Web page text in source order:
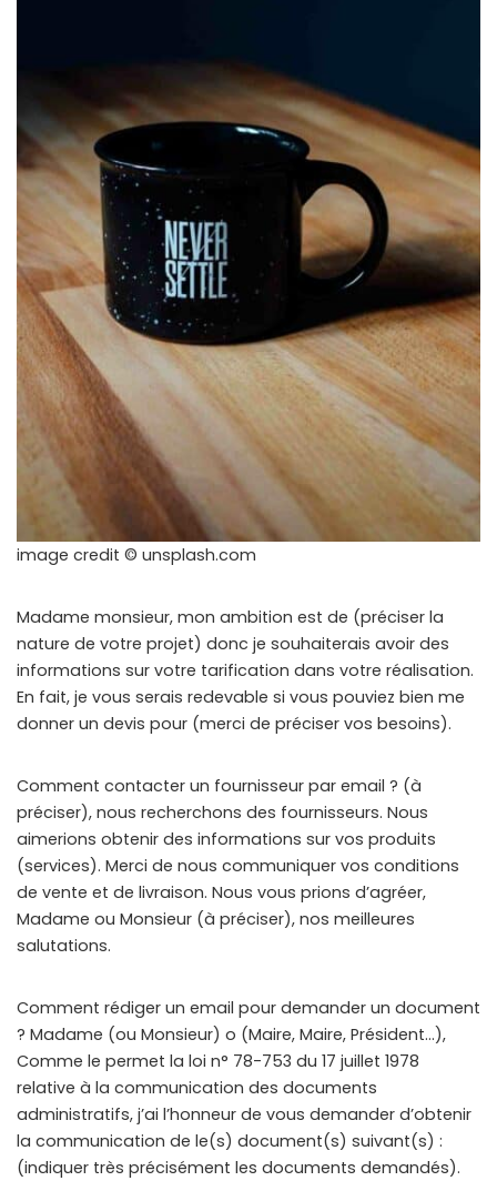
image credit © unsplash.com
Madame monsieur, mon ambition est de (préciser la
nature de votre projet) donc je souhaiterais avoir des
informations sur votre tarification dans votre réalisation.
En fait, je vous serais redevable si vous pouviez bien me
donner un devis pour (merci de préciser vos besoins).
Comment contacter un fournisseur par email ? (à
préciser), nous recherchons des fournisseurs. Nous
aimerions obtenir des informations sur vos produits
(services). Merci de nous communiquer vos conditions
de vente et de livraison. Nous vous prions d’agréer,
Madame ou Monsieur (à préciser), nos meilleures
salutations.
Comment rédiger un email pour demander un document
? Madame (ou Monsieur) o (Maire, Maire, Président…),
Comme le permet la loi n° 78-753 du 17 juillet 1978
relative à la communication des documents
administratifs, j’ai l’honneur de vous demander d’obtenir
la communication de le(s) document(s) suivant(s) :
(indiquer très précisément les documents demandés).